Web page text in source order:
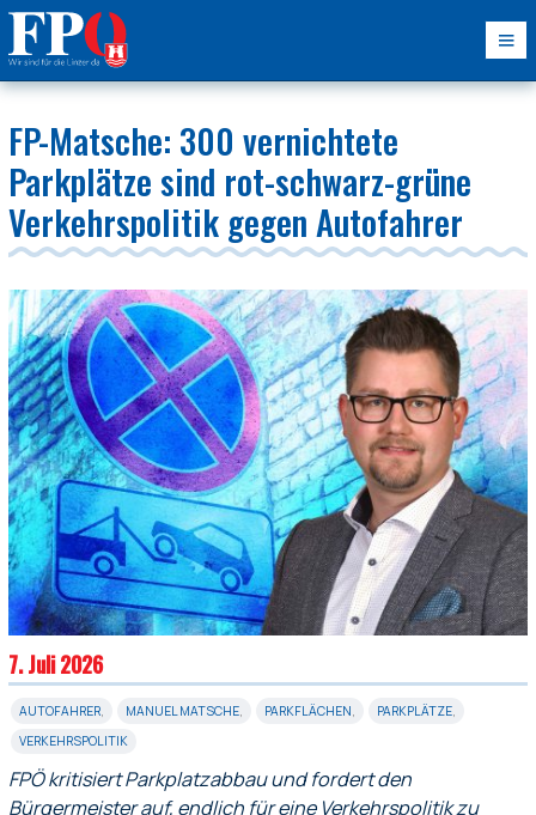
FP-Matsche: 300 vernichtete
Parkplätze sind rot-schwarz-grüne
Verkehrspolitik gegen Autofahrer
7. Juli 2026
AUTOFAHRER, MANUEL MATSCHE, PARKFLÄCHEN, PARKPLÄTZE,
VERKEHRSPOLITIK
FPÖ kritisiert Parkplatzabbau und fordert den
Bürgermeister auf, endlich für eine Verkehrspolitik zu